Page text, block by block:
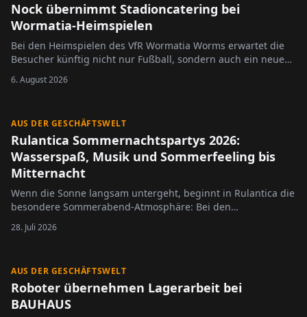
Nock übernimmt Stadioncatering bei
Wormatia-Heimspielen
Bei den Heimspielen des VfR Wormatia Worms erwartet die
Besucher künftig nicht nur Fußball, sondern auch ein neues
6. August 2026
AUS DER GESCHÄFTSWELT
Rulantica Sommernachtspartys 2026:
Wasserspaß, Musik und Sommerfeeling bis
Mitternacht
Wenn die Sonne langsam untergeht, beginnt in Rulantica die
besondere Sommerabend-Atmosphäre: Bei den
Sommernachtspartys 2026, präsentiert von HITRADIO OHR,
bleibt die Wasserwelt des Europa-Park an vier ausgewählten
28. Juli 2026
AUS DER GESCHÄFTSWELT
Roboter übernehmen Lagerarbeit bei
BAUHAUS